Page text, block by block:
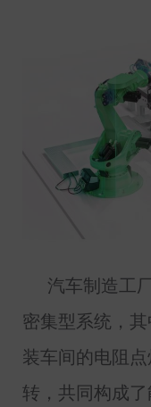
汽车制造工
密集型系统，
装车间的电阻
转，共同构成